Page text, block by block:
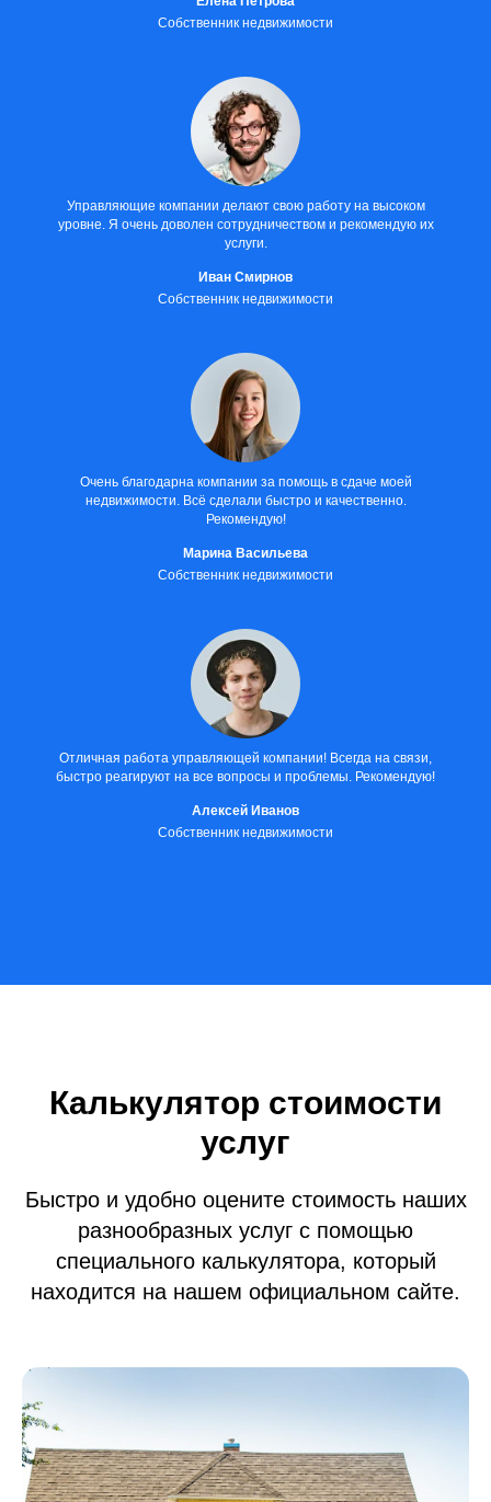
Собственник недвижимости
Управляющие компании делают свою работу на высоком
уровне. Я очень доволен сотрудничеством и рекомендую их
услуги.
Иван Смирнов
Собственник недвижимости
Очень благодарна компании за помощь в сдаче моей
недвижимости. Всё сделали быстро и качественно.
Рекомендую!
Марина Васильева
Собственник недвижимости
Отличная работа управляющей компании! Всегда на связи,
быстро реагируют на все вопросы и проблемы. Рекомендую!
Алексей Иванов
Собственник недвижимости
Калькулятор стоимости
услуг
Быстро и удобно оцените стоимость наших
разнообразных услуг с помощью
специального калькулятора, который
находится на нашем официальном сайте.